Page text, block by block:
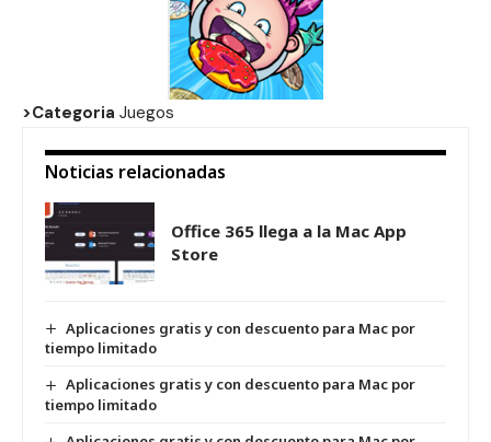
>Categoria Juegos
Noticias relacionadas
Office 365 llega a la Mac App
Store
Aplicaciones gratis y con descuento para Mac por
tiempo limitado
Aplicaciones gratis y con descuento para Mac por
tiempo limitado